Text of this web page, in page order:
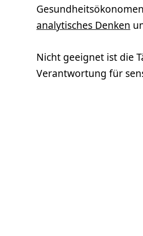
analytisches Denken
Nicht geeignet ist die
Verantwortung für